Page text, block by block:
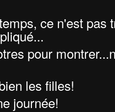
ce n'est pas
pour
les filles!
journée!